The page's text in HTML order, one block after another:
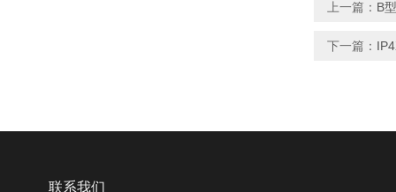
上一篇： B
下一篇：
联系我们